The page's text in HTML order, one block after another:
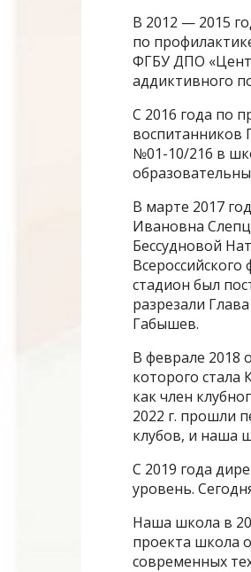
В 2012 — 2015
по
ФГБУ ДПО
аддиктивного
С 2016 года по
воспитанников
№01-10/216 в
В марте 2017
Ивановна
Бессудновой
стадион был
разрезали
Габышев.
В феврале
которого стала
как член
2022 г. прошли
клубов, и наша
С 2019 года
уровень.
Наша школа в
проекта школа
современных